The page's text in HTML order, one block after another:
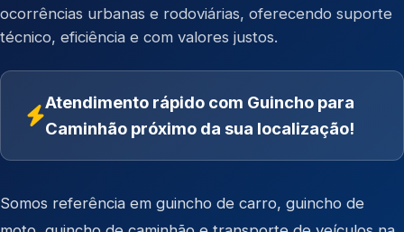
ocorrências urbanas e rodoviárias, oferecendo suporte
técnico, eficiência e com valores justos.
Atendimento rápido com Guincho para
Caminhão próximo da sua localização!
Somos referência em guincho de carro, guincho de